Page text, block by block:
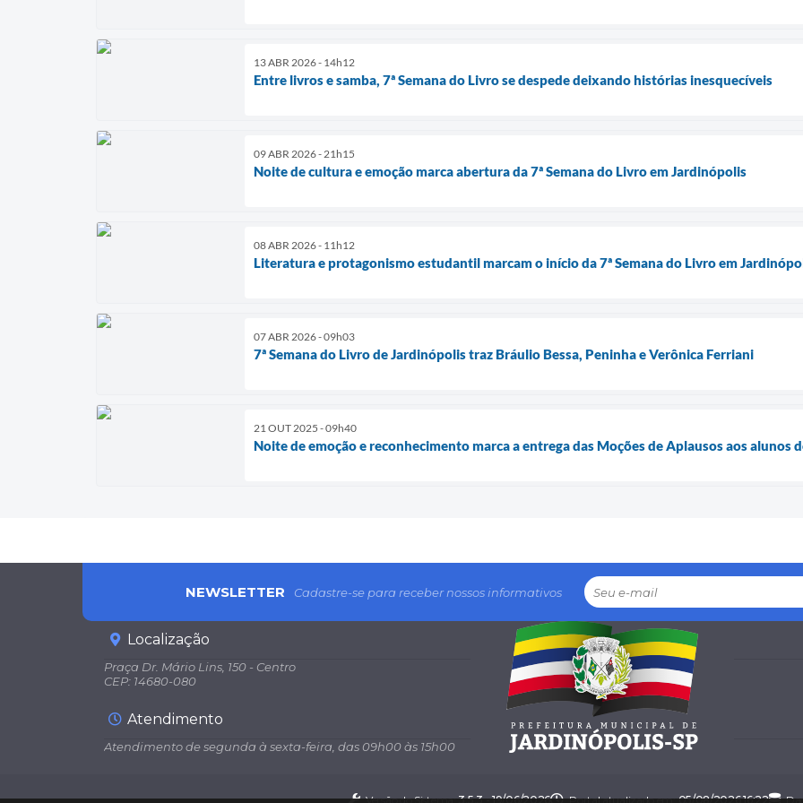
13 ABR 2026 - 14h12
Entre livros e samba, 7ª Semana do Livro se despede deixando histórias inesquecíveis
09 ABR 2026 - 21h15
Noite de cultura e emoção marca abertura da 7ª Semana do Livro em Jardinópolis
08 ABR 2026 - 11h12
Literatura e protagonismo estudantil marcam o início da 7ª Semana do Livro em
07 ABR 2026 - 09h03
7ª Semana do Livro de Jardinópolis traz Bráulio Bessa, Peninha e Verônica Ferriani
21 OUT 2025 - 09h40
Noite de emoção e reconhecimento marca a entrega das Moções de Aplausos aos alunos
NEWSLETTER Cadastre-se para receber nossos informativos
Localização
Praça Dr. Mário Lins, 150 - Centro
CEP: 14680-080
Atendimento
Atendimento de segunda à sexta-feira, das 09h00 às 15h00
Versão do Sistema:3.5.3 - 19/06/2026 Portal atualizado em:05/08/2026 16:22